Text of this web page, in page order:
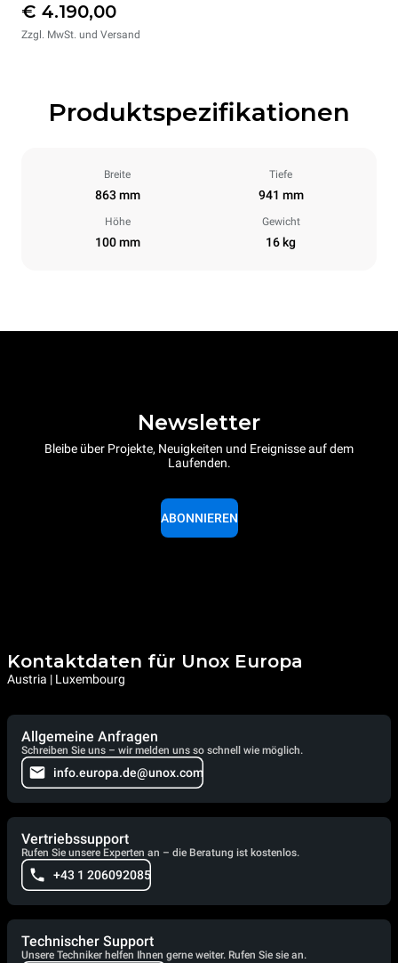
€ 4.190,00
Zzgl. MwSt. und Versand
Produktspezifikationen
Breite
863 mm
Tiefe
941 mm
Höhe
100 mm
Gewicht
16 kg
Newsletter
Bleibe über Projekte, Neuigkeiten und Ereignisse auf dem
Laufenden.
ABONNIEREN
Kontaktdaten für Unox Europa
Austria | Luxembourg
Allgemeine Anfragen
Schreiben Sie uns – wir melden uns so schnell wie möglich.
info.europa.de@unox.com
Vertriebssupport
Rufen Sie unsere Experten an – die Beratung ist kostenlos.
+43 1 206092085
Technischer Support
Unsere Techniker helfen Ihnen gerne weiter. Rufen Sie sie an.